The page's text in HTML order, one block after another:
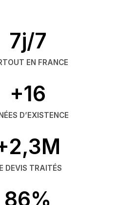
7j/7
EN FRANCE
+16
D’EXISTENCE
DEVIS TRAITÉS
86%